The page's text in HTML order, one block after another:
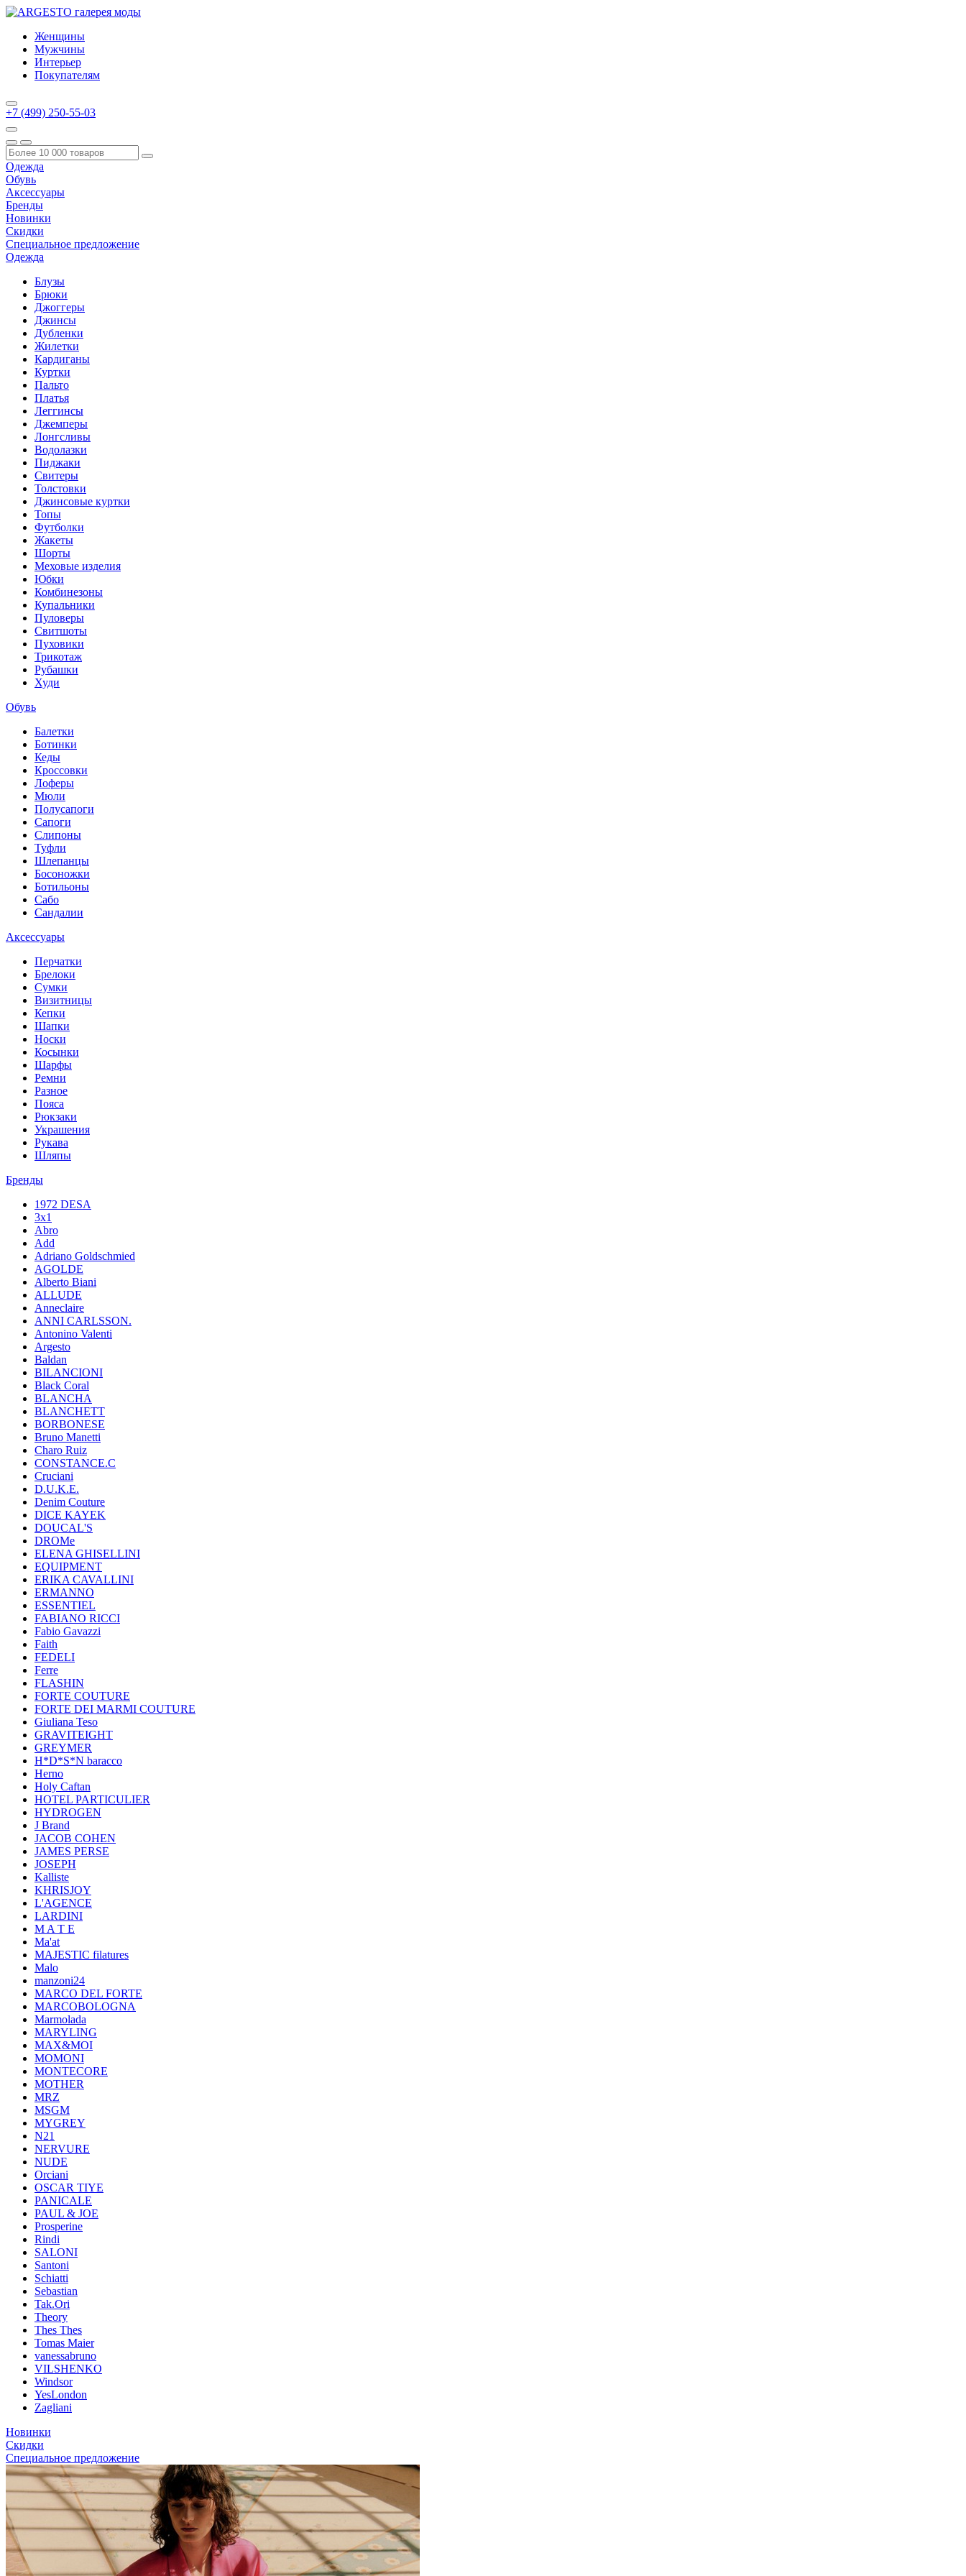
Женщины
Мужчины
Интерьер
Покупателям
+7 (499) 250-55-03
Одежда
Обувь
Аксессуары
Бренды
Новинки
Скидки
Специальное предложение
Одежда
Блузы
Брюки
Джоггеры
Джинсы
Дубленки
Жилетки
Кардиганы
Куртки
Пальто
Платья
Леггинсы
Джемперы
Лонгсливы
Водолазки
Пиджаки
Свитеры
Толстовки
Джинсовые куртки
Топы
Футболки
Жакеты
Шорты
Меховые изделия
Юбки
Комбинезоны
Купальники
Пуловеры
Свитшоты
Пуховики
Трикотаж
Рубашки
Худи
Обувь
Балетки
Ботинки
Кеды
Кроссовки
Лоферы
Мюли
Полусапоги
Сапоги
Слипоны
Туфли
Шлепанцы
Босоножки
Ботильоны
Сабо
Сандалии
Аксессуары
Перчатки
Брелоки
Сумки
Визитницы
Кепки
Шапки
Носки
Косынки
Шарфы
Ремни
Разное
Пояса
Рюкзаки
Украшения
Рукава
Шляпы
Бренды
1972 DESA
3x1
Abro
Add
Adriano Goldschmied
AGOLDE
Alberto Biani
ALLUDE
Anneclaire
ANNI CARLSSON.
Antonino Valenti
Argesto
Baldan
BILANCIONI
Black Coral
BLANCHA
BLANCHETT
BORBONESE
Bruno Manetti
Charo Ruiz
CONSTANCE.C
Cruciani
D.U.K.E.
Denim Couture
DICE KAYEK
DOUCAL'S
DROMe
ELENA GHISELLINI
EQUIPMENT
ERIKA CAVALLINI
ERMANNO
ESSENTIEL
FABIANO RICCI
Fabio Gavazzi
Faith
FEDELI
Ferre
FLASHIN
FORTE COUTURE
FORTE DEI MARMI COUTURE
Giuliana Teso
GRAVITEIGHT
GREYMER
H*D*S*N baracco
Herno
Holy Caftan
HOTEL PARTICULIER
HYDROGEN
J Brand
JACOB COHEN
JAMES PERSE
JOSEPH
Kalliste
KHRISJOY
L'AGENCE
LARDINI
M A T E
Ma'at
MAJESTIC filatures
Malo
manzoni24
MARCO DEL FORTE
MARCOBOLOGNA
Marmolada
MARYLING
MAX&MOI
MOMONI
MONTECORE
MOTHER
MRZ
MSGM
MYGREY
N21
NERVURE
NUDE
Orciani
OSCAR TIYE
PANICALE
PAUL & JOE
Prosperine
Rindi
SALONI
Santoni
Schiatti
Sebastian
Tak.Ori
Theory
Thes Thes
Tomas Maier
vanessabruno
VILSHENKO
Windsor
YesLondon
Zagliani
Новинки
Скидки
Специальное предложение